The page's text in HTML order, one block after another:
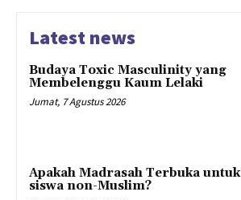
Latest news
Budaya Toxic Masculinity yang
Membelenggu Kaum Lelaki
Jumat, 7 Agustus 2026
Apakah Madrasah Terbuka untuk
siswa non-Muslim?